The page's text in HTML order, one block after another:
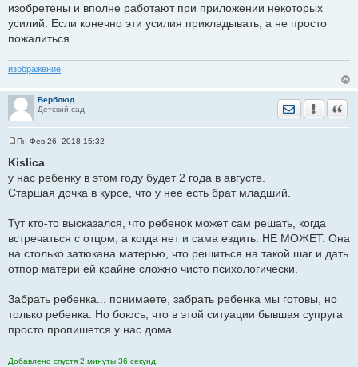
изобретены и вполне работают при приложении некоторых
усилий. Если конечно эти усилия прикладывать, а не просто
пожалиться.
изображение
Верблюд
Детский сад
Отправить
о
о
б
е
е
Пн Фев 26, 2018 15:32
Kislica
у нас ребенку в этом году будет 2 года в августе.
Старшая дочка в курсе, что у нее есть брат младший.
Тут кто-то высказался, что ребенок может сам решать, когда
встречаться с отцом, а когда нет и сама ездить. НЕ МОЖЕТ. Она
на столько затюкана матерью, что решиться на такой шаг и дать
отпор матери ей крайне сложно чисто психологически.
Забрать ребенка... понимаете, забрать ребенка мы готовы, но
только ребенка. Но боюсь, что в этой ситуации бывшая супруга
просто пропишется у нас дома...
Добавлено спустя 2 минуты 36 секунд: